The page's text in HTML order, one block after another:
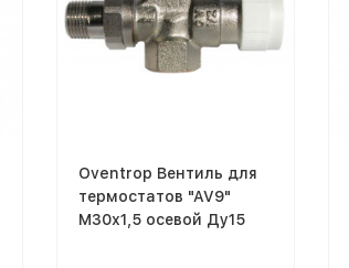
Oventrop Вентиль для
термостатов "AV9"
М30х1,5 осевой Ду15